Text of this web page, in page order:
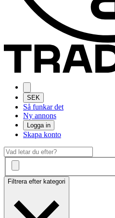
SEK
Så funkar det
Ny annons
Logga in
Skapa konto
Filtrera efter kategori